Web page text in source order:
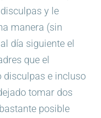
y le
manera (sin
día siguiente el
que el
disculpas e incluso
tomar dos
posible